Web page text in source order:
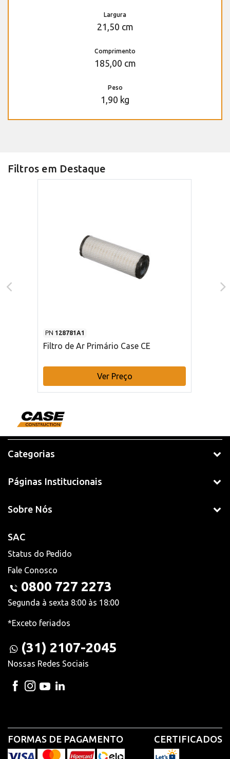
Largura
21,50 cm
Comprimento
185,00 cm
Peso
1,90 kg
Filtros em Destaque
PN 128781A1
Filtro de Ar Primário Case CE
Ver Preço
Categorias
Páginas Institucionais
Sobre Nós
SAC
Status do Pedido
Fale Conosco
0800 727 2273
Segunda à sexta 8:00 às 18:00
*Exceto feriados
(31) 2107-2045
Nossas Redes Sociais
FORMAS DE PAGAMENTO CERTIFICADOS